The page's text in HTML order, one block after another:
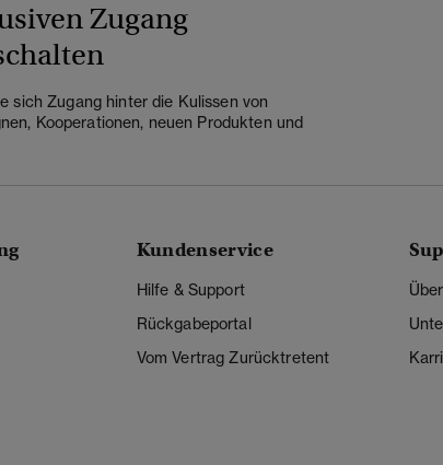
Zugang
sich Zugang hinter die Kulissen von
Kooperationen, neuen Produkten und
Kundenservice
Hilfe & Support
Rückgabeportal
Vom Vertrag Zurücktretent